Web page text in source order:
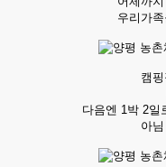
우리가
캠
다음엔 1박 2일
아